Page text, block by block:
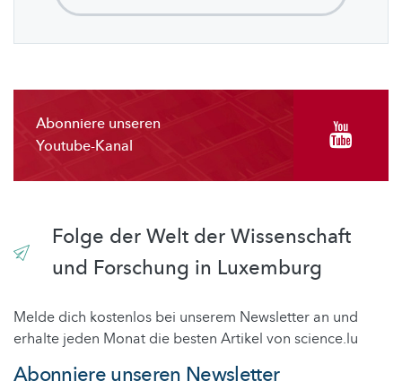
Abonniere unseren
Youtube-Kanal
Folge der Welt der Wissenschaft
und Forschung in Luxemburg
Melde dich kostenlos bei unserem Newsletter an und
erhalte jeden Monat die besten Artikel von science.lu
Abonniere unseren Newsletter